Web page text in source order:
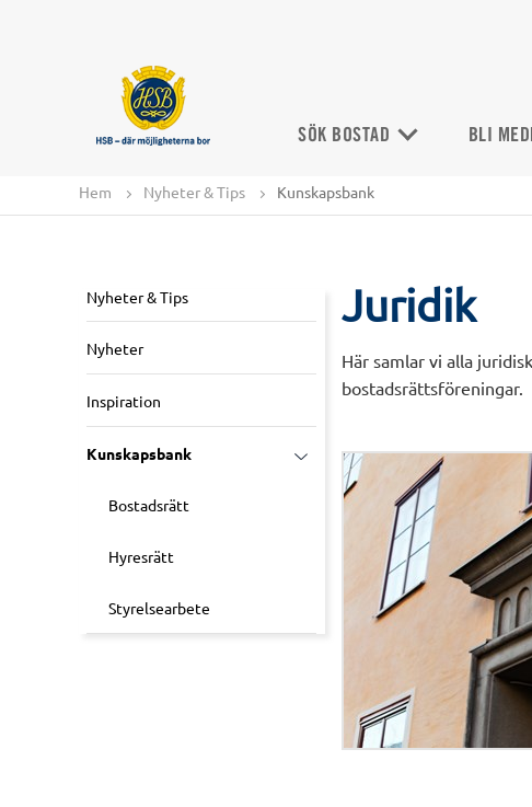
SÖK BOSTAD BLI
Hem Nyheter & Tips Kunskapsbank
Nyheter & Tips
Nyheter
Inspiration
Kunskapsbank
Bostadsrätt
Hyresrätt
Styrelsearbete
Juridik
Här samlar vi alla
bostadsrättsföreningar.